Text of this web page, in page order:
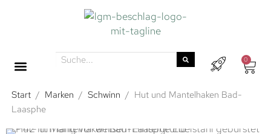
0
Start / Marken / Schwinn / Hut und Mantelhaken Bad-
Laasphe